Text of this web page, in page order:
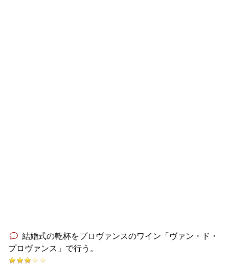
結婚式の乾杯をプロヴァンスのワイン「ヴァン・ド・
プロヴァンス」で行う。